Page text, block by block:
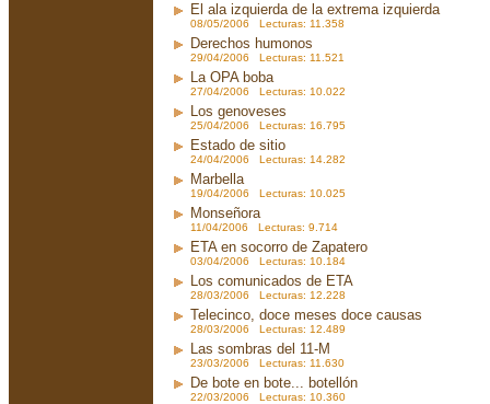
El ala izquierda de la extrema izquierda
08/05/2006 Lecturas: 11.358
Derechos humonos
29/04/2006 Lecturas: 11.521
La OPA boba
27/04/2006 Lecturas: 10.022
Los genoveses
25/04/2006 Lecturas: 16.795
Estado de sitio
24/04/2006 Lecturas: 14.282
Marbella
19/04/2006 Lecturas: 10.025
Monseñora
11/04/2006 Lecturas: 9.714
ETA en socorro de Zapatero
03/04/2006 Lecturas: 10.184
Los comunicados de ETA
28/03/2006 Lecturas: 12.228
Telecinco, doce meses doce causas
28/03/2006 Lecturas: 12.489
Las sombras del 11-M
23/03/2006 Lecturas: 11.630
De bote en bote... botellón
22/03/2006 Lecturas: 10.360